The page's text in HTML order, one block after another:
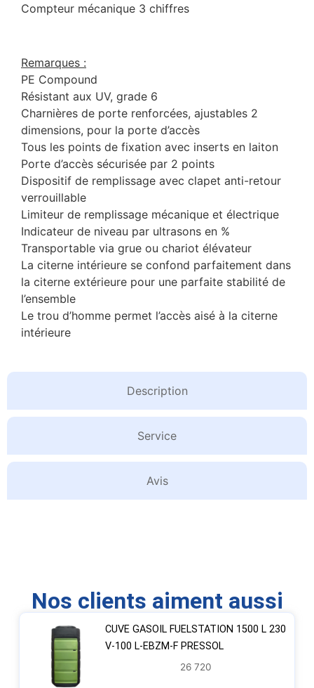
Description
Service
Avis
Compteur mécanique 3 chiffres
Remarques :
PE Compound
Résistant aux UV, grade 6
Charnières de porte renforcées, ajustables 2
dimensions, pour la porte d’accès
Tous les points de fixation avec inserts en laiton
Porte d’accès sécurisée par 2 points
Dispositif de remplissage avec clapet anti-retour
verrouillable
Limiteur de remplissage mécanique et électrique
Indicateur de niveau par ultrasons en %
Transportable via grue ou chariot élévateur
La citerne intérieure se confond parfaitement dans
la citerne extérieure pour une parfaite stabilité de
l’ensemble
Le trou d’homme permet l’accès aisé à la citerne
intérieure
Nos clients aiment aussi
CUVE GASOIL FUELSTATION 1500 L 230
V-100 L-EBZM-F PRESSOL
26 720